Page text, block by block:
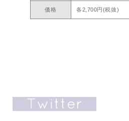
価格 各2,700円(税抜)